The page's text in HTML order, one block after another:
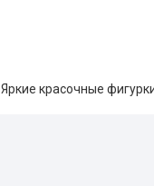
Яркие красочные